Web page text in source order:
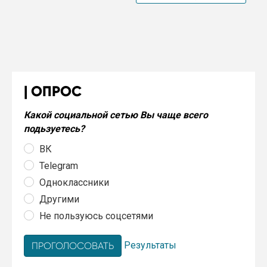
ОПРОС
Какой социальной сетью Вы чаще всего
подьзуетесь?
ВК
Telegram
Одноклассники
Другими
Не пользуюсь соцсетями
Результаты